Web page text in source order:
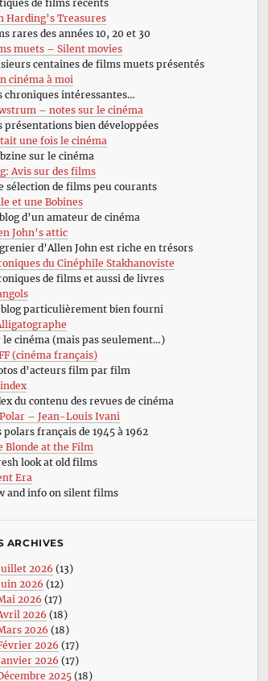
de films récents
Harding’s Treasures
rares des années 10, 20 et 30
muets – Silent movies
centaines de films muets présentés
cinéma à moi
chroniques intéressantes…
– notes sur le cinéma
présentations bien développées
une fois le cinéma
sur le cinéma
Avis sur des films
sélection de films peu courants
et une Bobines
d’un amateur de cinéma
John’s attic
d’Allen John est riche en trésors
du Cinéphile Stakhanoviste
de films et aussi de livres
blog particulièrement bien fourni
le cinéma (mais pas seulement…)
(cinéma français)
d’acteurs film par film
du contenu des revues de cinéma
– Jean-Louis Ivani
polars français de 1945 à 1962
Blonde at the Film
look at old films
Era
and info on silent films
ARCHIVES
2026 (13)
2026 (12)
2026 (17)
2026 (18)
2026 (18)
2026 (17)
2026 (17)
2025(18)